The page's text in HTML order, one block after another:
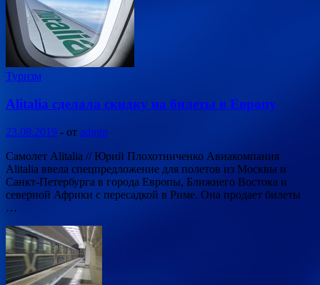
Туризм
Alitalia сделала скидку на билеты в Европу
23.08.2019 - от admin
Самолет Alitalia // Юрий Плохотниченко Авиакомпания
Alitalia ввела спецпредложение для полетов из Москвы и
Санкт-Петербурга в города Европы, Ближнего Востока и
северной Африки с пересадкой в Риме. Она продает билеты
…